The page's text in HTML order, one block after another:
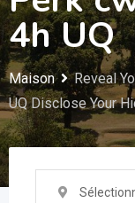
4h UQ
Maison
Reveal
UQ Disclose Your